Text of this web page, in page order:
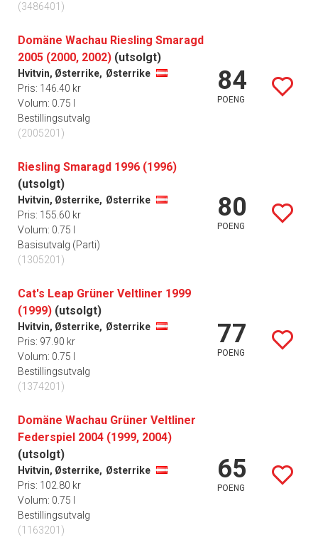
(3486401)
Domäne Wachau Riesling Smaragd
2005 (2000, 2002) (utsolgt)
Hvitvin, Østerrike, Østerrike
Pris: 146.40 kr
Volum: 0.75 l
Bestillingsutvalg
(2005201)
84
POENG
Riesling Smaragd 1996 (1996)
(utsolgt)
Hvitvin, Østerrike, Østerrike
Pris: 155.60 kr
Volum: 0.75 l
Basisutvalg (Parti)
(1305201)
80
POENG
Cat's Leap Grüner Veltliner 1999
(1999) (utsolgt)
Hvitvin, Østerrike, Østerrike
Pris: 97.90 kr
Volum: 0.75 l
Bestillingsutvalg
(1374201)
77
POENG
Domäne Wachau Grüner Veltliner
Federspiel 2004 (1999, 2004)
(utsolgt)
Hvitvin, Østerrike, Østerrike
Pris: 102.80 kr
Volum: 0.75 l
Bestillingsutvalg
(1163201)
65
POENG